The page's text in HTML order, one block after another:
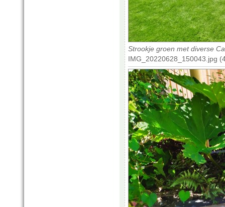
Strookje groen met diverse
IMG_20220628_150043.jpg